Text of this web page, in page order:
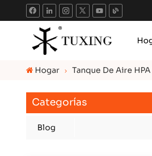
Hogar Tanque De Aire
Categorías
Blog